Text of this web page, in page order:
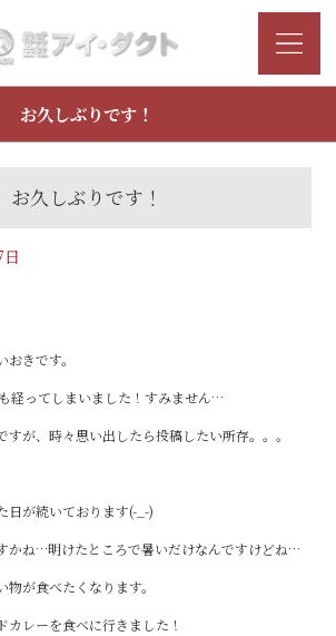
お久しぶりです！
お久しぶりです！
きです。
経ってしまいました！すみません…
すが、時々思い出したら投稿したい所存。。。
日が続いております(-_-)
かね…明けたところで暑いだけなんですけどね…
が食べたくなります。
カレーを食べに行きました！